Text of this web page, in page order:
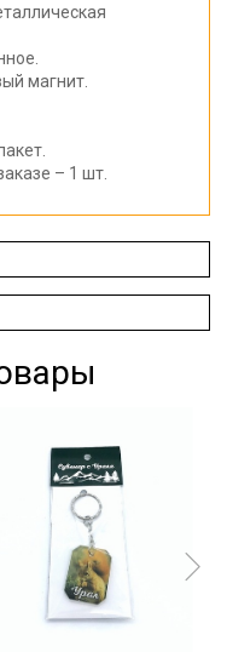
магнит.
– 1 шт.